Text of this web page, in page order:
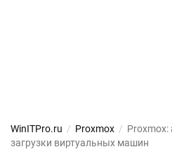
WinITPro.ru / Proxmox / Proxmox:
загрузки виртуальных машин